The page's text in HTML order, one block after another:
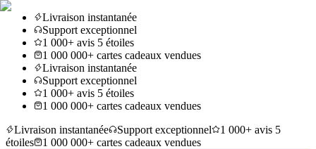
Livraison instantanée
Support exceptionnel
1 000+ avis 5 étoiles
1 000 000+ cartes cadeaux vendues
Livraison instantanée
Support exceptionnel
1 000+ avis 5 étoiles
1 000 000+ cartes cadeaux vendues
Livraison instantanée
Support exceptionnel
1 000+ avis 5
étoiles
1 000 000+ cartes cadeaux vendues